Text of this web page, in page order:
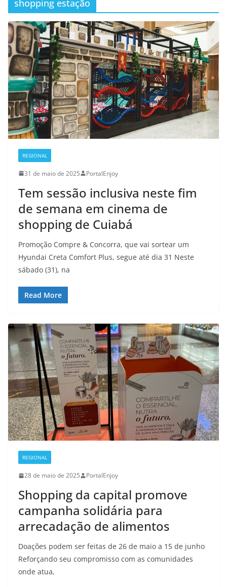
shopping estação
REGIONAL
31 de maio de 2025 PortalEnjoy
Tem sessão inclusiva neste fim
de semana em cinema de
shopping de Cuiabá
Promoção Compre & Concorra, que vai sortear um
Hyundai Creta Comfort Plus, segue até dia 31 Neste
sábado (31), na
Read More
REGIONAL
28 de maio de 2025 PortalEnjoy
Shopping da capital promove
campanha solidária para
arrecadação de alimentos
Doações podem ser feitas de 26 de maio a 15 de junho
Reforçando seu compromisso com as comunidades
onde atua,